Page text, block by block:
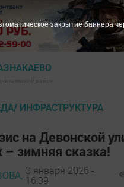
ИНФРАСТРУКТУРА
на Девонской
– зимняя сказка!
3 января 2026 -
16:39
закрытие баннера